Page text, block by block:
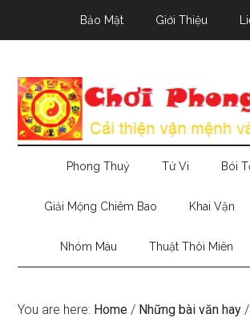
Bảo Mật Giới Thiệu
Phong Thuỷ Tử Vi Bói
Giải Mộng Chiêm Bao Khai Vận
Nhóm Máu Thuật Thôi Miên
You are here: Home / Những bài văn hay /